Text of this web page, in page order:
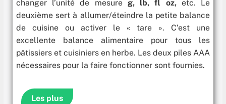
changer l’unité de mesure g, lb, fl oz,etc. Le
deuxième sert à allumer/éteindre la petite balance
de cuisine ou activer le « tare ». C’est une
excellente balance alimentaire pour tous les
pâtissiers et cuisiniers en herbe. Les deux piles AAA
nécessaires pour la faire fonctionner sont fournies.
Les plus